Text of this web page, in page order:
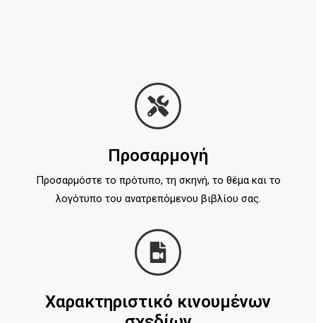
Προσαρμογή
Προσαρμόστε το πρότυπο, τη σκηνή, το θέμα και το
λογότυπο του ανατρεπόμενου βιβλίου σας.
Χαρακτηριστικό κινουμένων